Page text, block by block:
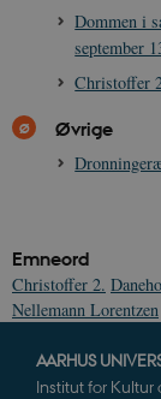
Dommen i
september
Christoffer
Øvrige
Emneord
Christoffer 2.
Nellemann Lorentzen
AARHUS
Institut for Kultur